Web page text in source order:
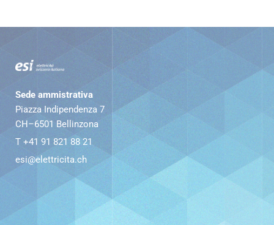
Sede ammistrativa
Piazza Indipendenza 7
CH–6501 Bellinzona
T +41 91 821 88 21
esi@elettricita.ch